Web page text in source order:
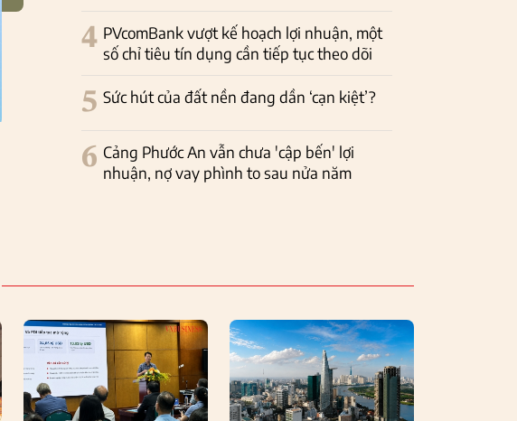
4 PVcomBank vượt kế hoạch lợi nhuận, một
số chỉ tiêu tín dụng cần tiếp tục theo dõi
5 Sức hút của đất nền đang dần ‘cạn kiệt’?
6 Cảng Phước An vẫn chưa 'cập bến' lợi
nhuận, nợ vay phình to sau nửa năm